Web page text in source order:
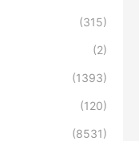
(315)
(2)
(1393)
(120)
(8531)